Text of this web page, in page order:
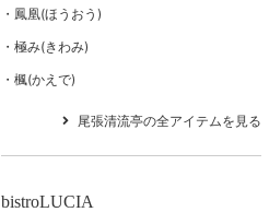
鳳凰(ほうおう)
極み(きわみ)
楓(かえで)
尾張清流亭の全アイテムを見る
bistroLUCIA